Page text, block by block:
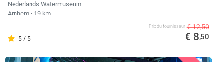
Nederlands Watermuseum
Arnhem • 19 km
5 / 5
Prix ​​du fournisseur € 12,50
€ 8,50